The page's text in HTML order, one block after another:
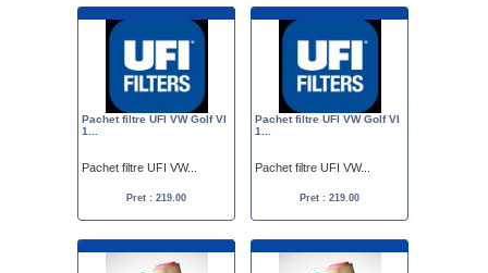
Pachet filtre UFI VW Golf VI
1...
Pachet filtre UFI VW...
Pret : 219.00
Pachet filtre UFI VW Golf VI
1...
Pachet filtre UFI VW...
Pret : 219.00